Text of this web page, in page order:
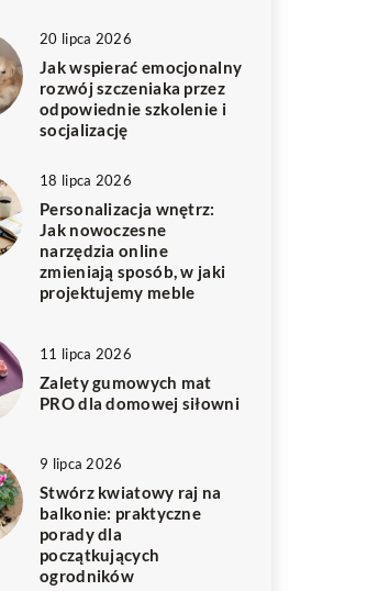
20 lipca 2026
Jak wspierać emocjonalny
rozwój szczeniaka przez
odpowiednie szkolenie i
socjalizację
18 lipca 2026
Personalizacja wnętrz:
Jak nowoczesne
narzędzia online
zmieniają sposób, w jaki
projektujemy meble
11 lipca 2026
Zalety gumowych mat
PRO dla domowej siłowni
9 lipca 2026
Stwórz kwiatowy raj na
balkonie: praktyczne
porady dla
początkujących
ogrodników